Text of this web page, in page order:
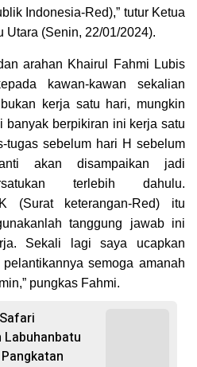
Indonesia-Red),” tutur Ketua
Utara (Senin, 22/01/2024).
arahan Khairul Fahmi Lubis
kawan-kawan sekalian
kerja satu hari, mungkin
banyak berpikiran ini kerja satu
tugas sebelum hari H sebelum
akan disampaikan jadi
terlebih dahulu.
(Surat keterangan-Red) itu
tanggung jawab ini
Sekali lagi saya ucapkan
semoga amanah
pungkas Fahmi.
Labuhanbatu